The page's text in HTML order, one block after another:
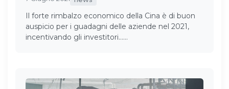
Il forte rimbalzo economico della Cina è di buon
auspicio per i guadagni delle aziende nel 2021,
incentivando gli investitori……